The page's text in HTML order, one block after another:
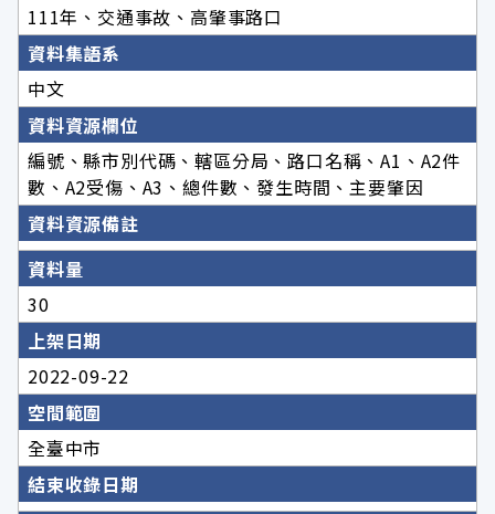
111年、交通事故、高肇事路口
資料集語系
中文
資料資源欄位
編號、縣市別代碼、轄區分局、路口名稱、A1、A2件
數、A2受傷、A3、總件數、發生時間、主要肇因
資料資源備註
資料量
30
上架日期
2022-09-22
空間範圍
全臺中市
結束收錄日期